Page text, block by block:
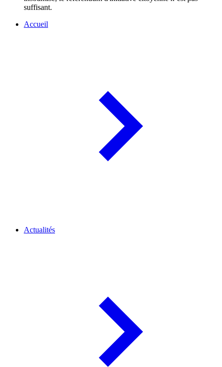
suffisant. ​
Accueil
Actualités